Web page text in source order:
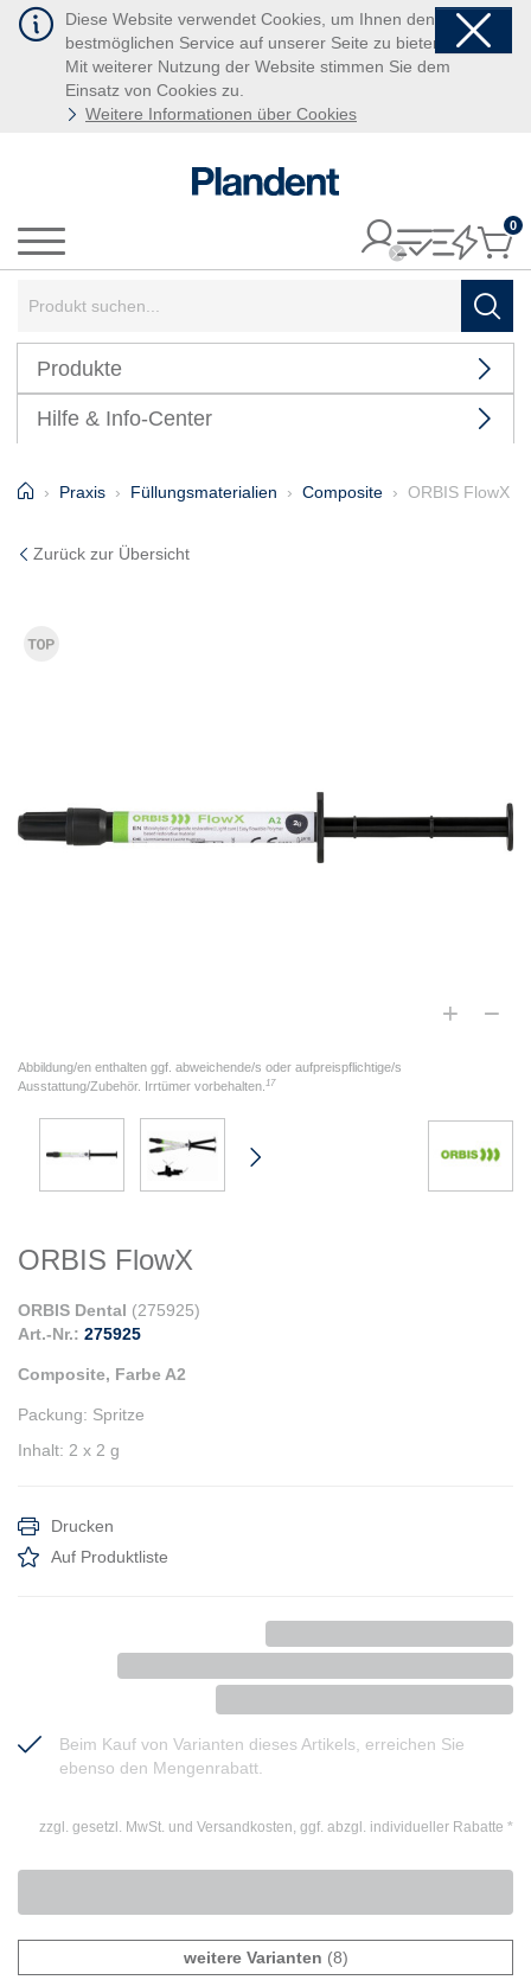
Diese Website verwendet Cookies, um Ihnen den
bestmöglichen Service auf unserer Seite zu bieten.
Mit weiterer Nutzung der Website stimmen Sie dem
Einsatz von Cookies zu.
Weitere Informationen über Cookies
Menü
0
Produkte
Hilfe & Info-Center
HomePraxis Füllungsmaterialien Composite ORBIS FlowX
Zurück zur Übersicht
Abbildung/en enthalten ggf. abweichende/s oder aufpreispflichtige/s
Ausstattung/Zubehör. Irrtümer vorbehalten. 17
ORBIS FlowX
Beim Kauf von Varianten dieses Artikels, erreichen Sie
ebenso den Mengenrabatt.
ORBIS Dental (275925)
Art.-Nr.: 275925
Composite, Farbe A2
Packung: Spritze
Inhalt: 2 x 2 g
Drucken
Auf Produktliste
zzgl. gesetzl. MwSt. und Versandkosten, ggf. abzgl. individueller Rabatte *
weitere Varianten (8)